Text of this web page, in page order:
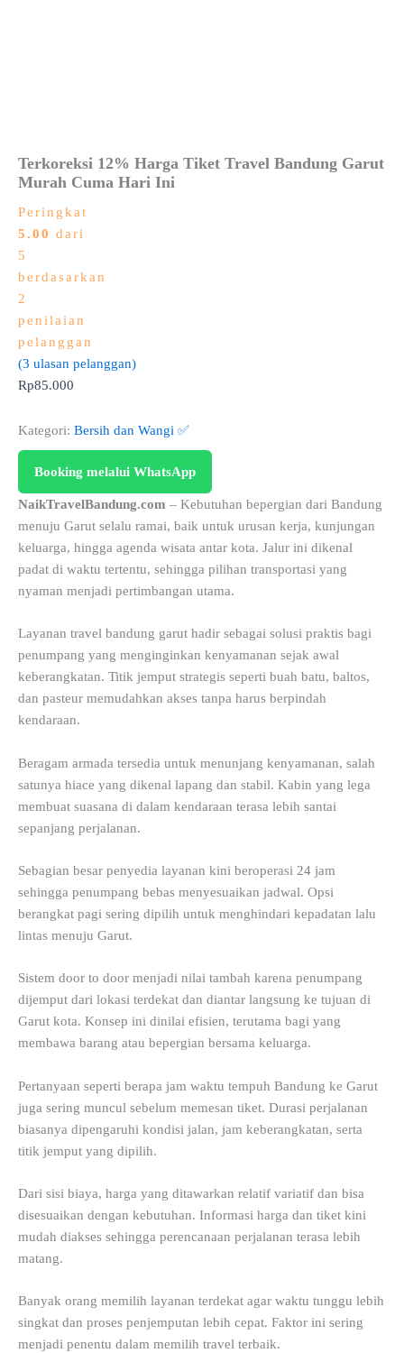
Terkoreksi 12% Harga Tiket Travel Bandung Garut
Murah Cuma Hari Ini
Peringkat
5.00 dari
5
berdasarkan
2
penilaian
pelanggan
(3 ulasan pelanggan)
Rp85.000
Kategori: Bersih dan Wangi ✅
Booking melalui WhatsApp
NaikTravelBandung.com – Kebutuhan bepergian dari Bandung
menuju Garut selalu ramai, baik untuk urusan kerja, kunjungan
keluarga, hingga agenda wisata antar kota. Jalur ini dikenal
padat di waktu tertentu, sehingga pilihan transportasi yang
nyaman menjadi pertimbangan utama.
Layanan travel bandung garut hadir sebagai solusi praktis bagi
penumpang yang menginginkan kenyamanan sejak awal
keberangkatan. Titik jemput strategis seperti buah batu, baltos,
dan pasteur memudahkan akses tanpa harus berpindah
kendaraan.
Beragam armada tersedia untuk menunjang kenyamanan, salah
satunya hiace yang dikenal lapang dan stabil. Kabin yang lega
membuat suasana di dalam kendaraan terasa lebih santai
sepanjang perjalanan.
Sebagian besar penyedia layanan kini beroperasi 24 jam
sehingga penumpang bebas menyesuaikan jadwal. Opsi
berangkat pagi sering dipilih untuk menghindari kepadatan lalu
lintas menuju Garut.
Sistem door to door menjadi nilai tambah karena penumpang
dijemput dari lokasi terdekat dan diantar langsung ke tujuan di
Garut kota. Konsep ini dinilai efisien, terutama bagi yang
membawa barang atau bepergian bersama keluarga.
Pertanyaan seperti berapa jam waktu tempuh Bandung ke Garut
juga sering muncul sebelum memesan tiket. Durasi perjalanan
biasanya dipengaruhi kondisi jalan, jam keberangkatan, serta
titik jemput yang dipilih.
Dari sisi biaya, harga yang ditawarkan relatif variatif dan bisa
disesuaikan dengan kebutuhan. Informasi harga dan tiket kini
mudah diakses sehingga perencanaan perjalanan terasa lebih
matang.
Banyak orang memilih layanan terdekat agar waktu tunggu lebih
singkat dan proses penjemputan lebih cepat. Faktor ini sering
menjadi penentu dalam memilih travel terbaik.